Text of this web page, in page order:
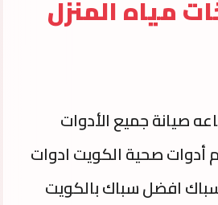
مياه المنزل
مضخات 24ساعه صيانة جميع الأدوات
أدوات صحية الكويت ادوات
افضل سباك بالكويت